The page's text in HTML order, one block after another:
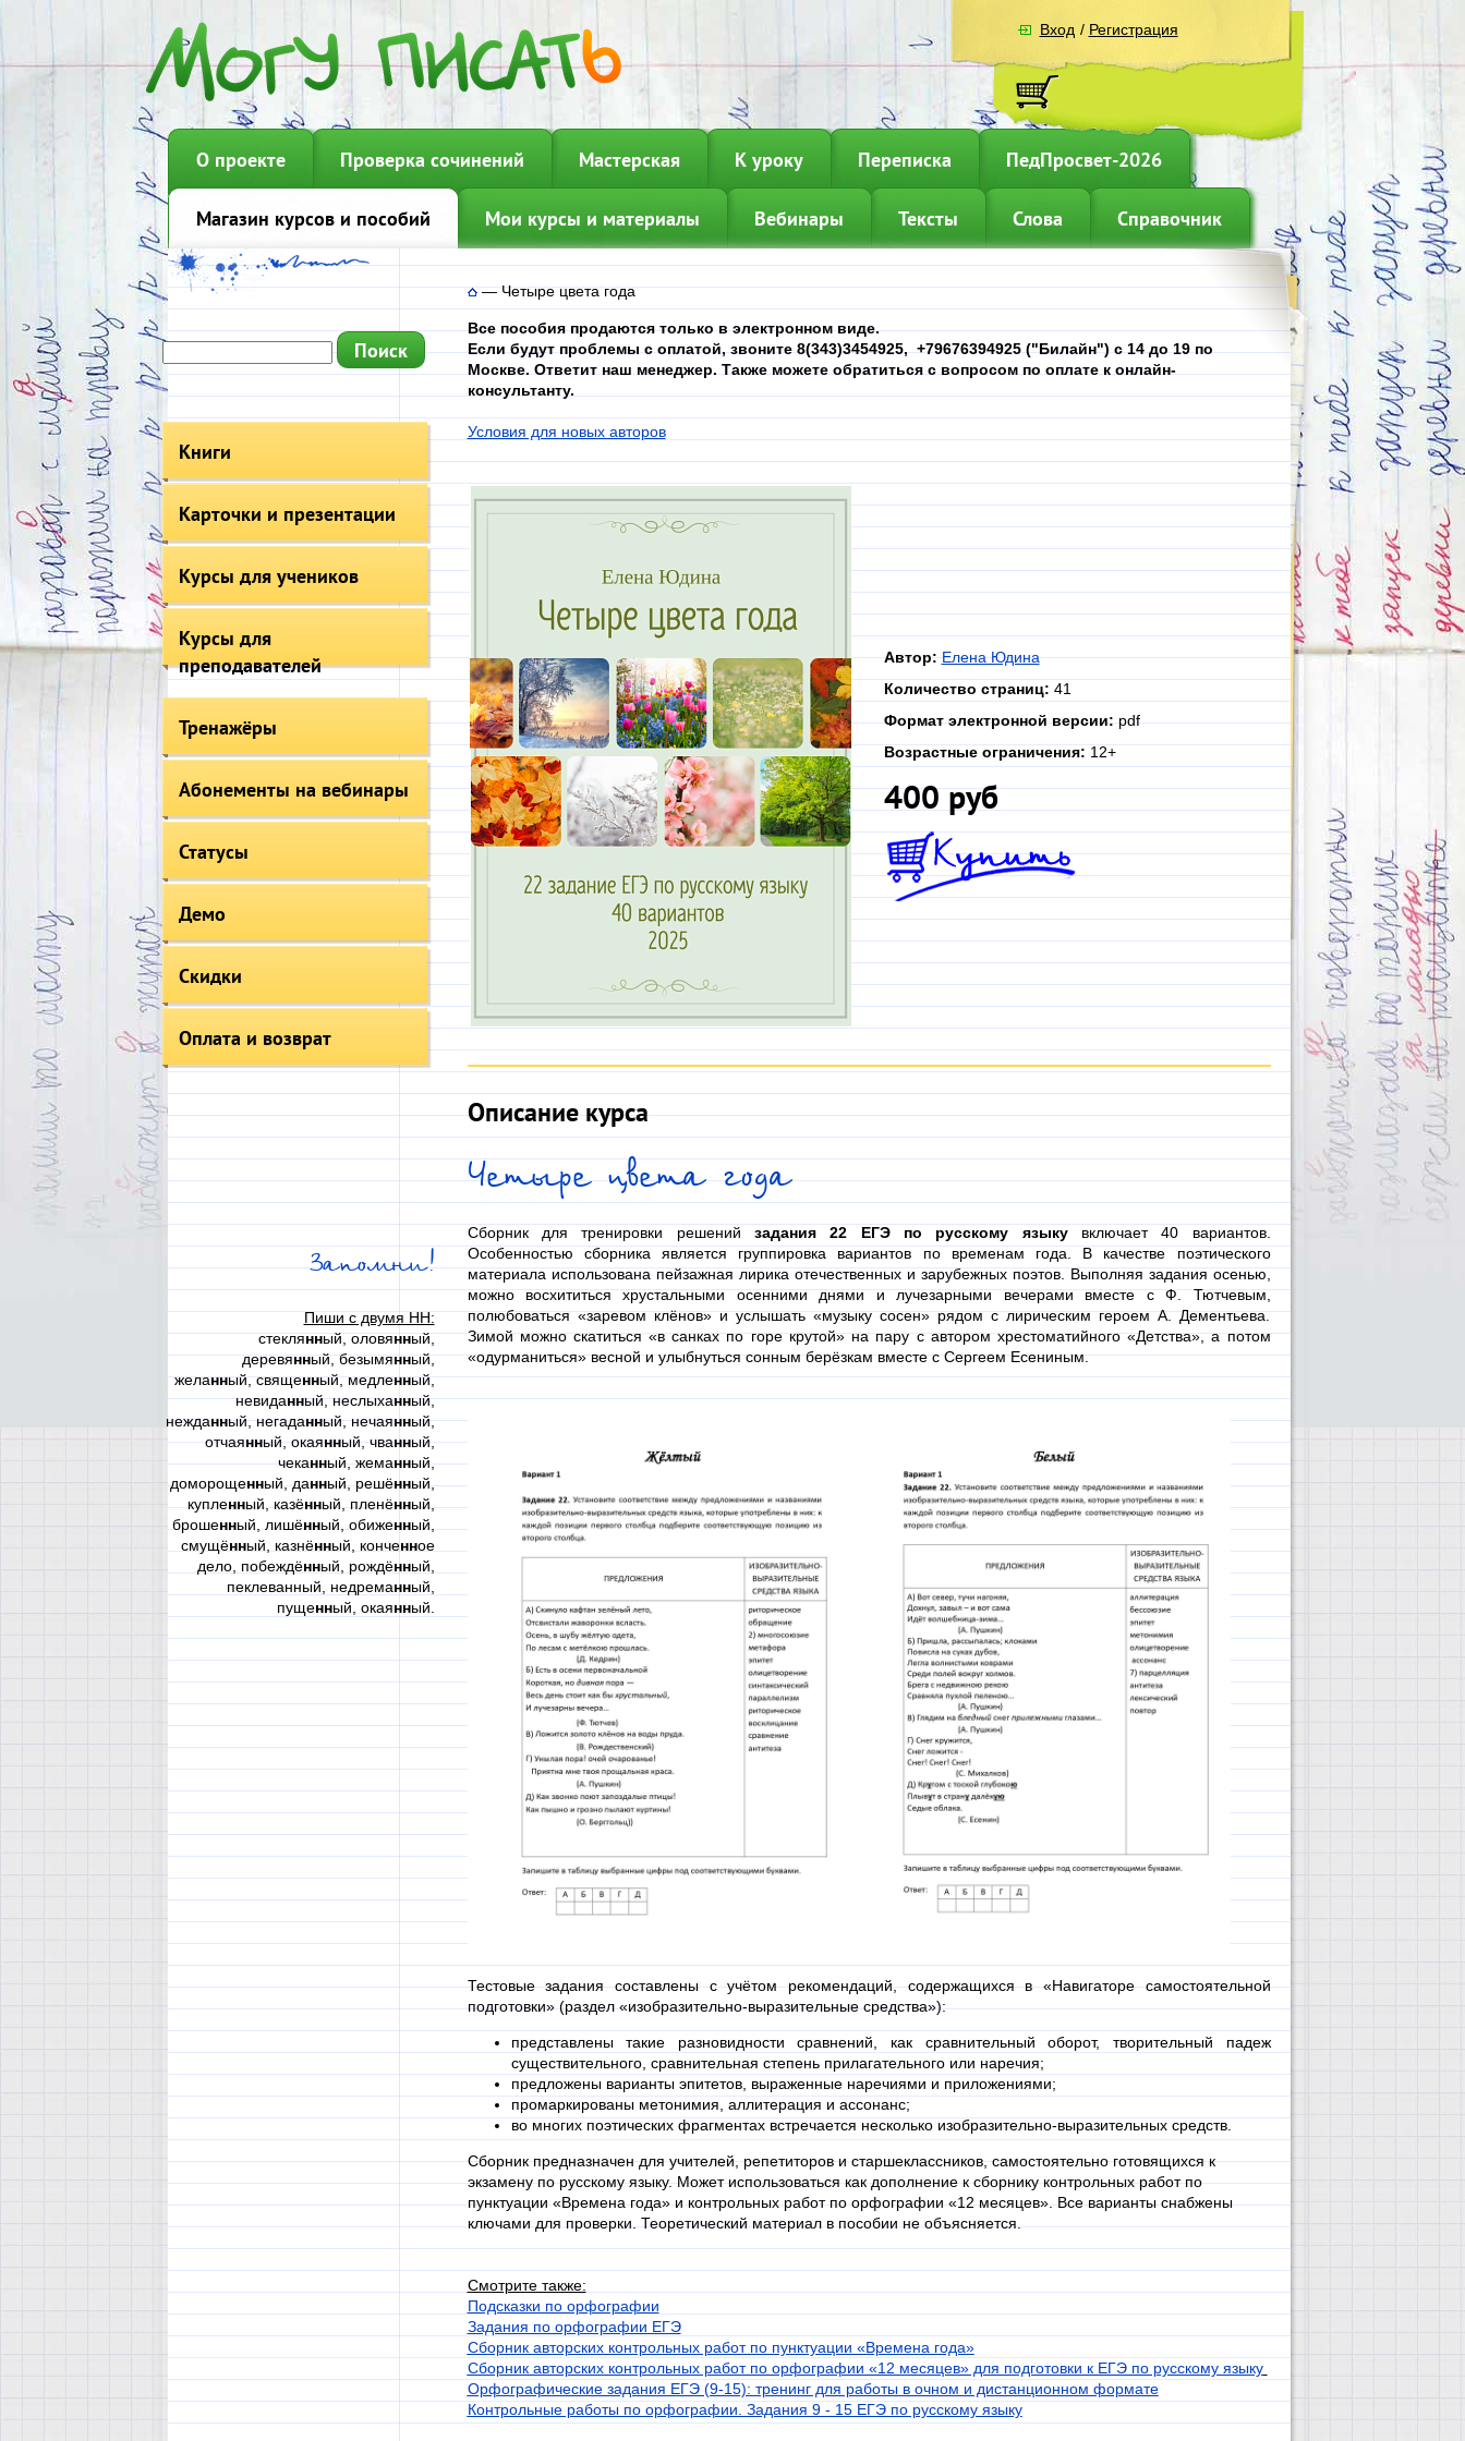
Вход / Регистрация
О проекте Проверка сочинений Мастерская К уроку Переписка ПедПросвет-2026
Магазин курсов и пособий Мои курсы и материалы Вебинары Тексты Слова Справочник
Книги
Карточки и презентации
Курсы для учеников
Курсы для
преподавателей
Тренажёры
Абонементы на вебинары
Статусы
Демо
Скидки
Оплата и возврат
Запомни!
Пиши с двумя НН:
стеклянный, оловянный,
деревянный, безымянный,
желанный, священный, медленный,
невиданный, неслыханный,
нежданный, негаданный, нечаянный,
отчаянный, окаянный, чванный,
чеканный, жеманный,
доморощенный, данный, решённый,
купленный, казённый, пленённый,
брошенный, лишённый, обиженный,
смущённый, казнённый, конченное
дело, побеждённый, рождённый,
пеклеванный, недреманный,
пущенный, окаянный.
—Четыре цвета года
Все пособия продаются только в электронном виде.
Если будут проблемы с оплатой, звоните 8(343)3454925, +79676394925 ("Билайн") с 14 до 19 по
Москве. Ответит наш менеджер. Также можете обратиться с вопросом по оплате к онлайн-
консультанту.
Условия для новых авторов
Автор: Елена Юдина
Количество страниц: 41
Формат электронной версии: pdf
Возрастные ограничения: 12+
400 руб
Описание курса
Четыре цвета года
Сборник для тренировки решений задания 22 ЕГЭ по русскому языкувключает 40 вариантов.
Особенностью сборника является группировка вариантов по временам года. В качестве поэтического
материала использована пейзажная лирика отечественных и зарубежных поэтов. Выполняя задания осенью,
можно восхититься хрустальными осенними днями и лучезарными вечерами вместе с Ф. Тютчевым,
полюбоваться «заревом клёнов» и услышать «музыку сосен» рядом с лирическим героем А. Дементьева.
Зимой можно скатиться «в санках по горе крутой» на пару с автором хрестоматийного «Детства», а потом
«одурманиться» весной и улыбнуться сонным берёзкам вместе с Сергеем Есениным.
Тестовые задания составлены с учётом рекомендаций, содержащихся в «Навигаторе самостоятельной
подготовки» (раздел «изобразительно-выразительные средства»):
представлены такие разновидности сравнений, как сравнительный оборот, творительный падеж
существительного, сравнительная степень прилагательного или наречия;
предложены варианты эпитетов, выраженные наречиями и приложениями;
промаркированы метонимия, аллитерация и ассонанс;
во многих поэтических фрагментах встречается несколько изобразительно-выразительных средств.
Сборник предназначен для учителей, репетиторов и старшеклассников, самостоятельно готовящихся к
экзамену по русскому языку. Может использоваться как дополнение к сборнику контрольных работ по
пунктуации «Времена года» и контрольных работ по орфографии «12 месяцев». Все варианты снабжены
ключами для проверки. Теоретический материал в пособии не объясняется.
Смотрите также:
Подсказки по орфографии
Задания по орфографии ЕГЭ
Сборник авторских контрольных работ по пунктуации «Времена года»
Сборник авторских контрольных работ по орфографии «12 месяцев» для подготовки к ЕГЭ по русскому языку
Орфографические задания ЕГЭ (9-15): тренинг для работы в очном и дистанционном формате
Контрольные работы по орфографии. Задания 9 - 15 ЕГЭ по русскому языку